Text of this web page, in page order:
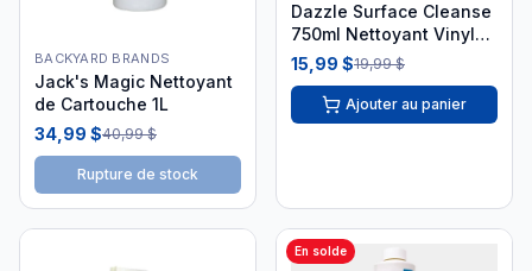
BACKYARD BRANDS
Jack's Magic Nettoyant
de Cartouche 1L
34,99 $40,99 $
Rupture de stock
Dazzle Surface Cleanse
750ml Nettoyant Vinyle
DAZ08075
15,99 $19,99 $
Ajouter au panier
En solde